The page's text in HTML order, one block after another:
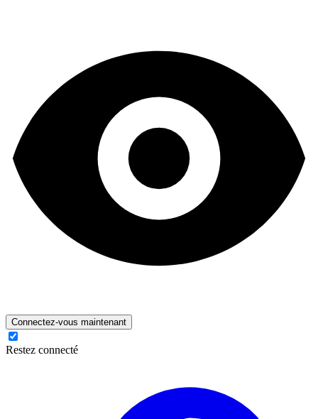
Connectez-vous maintenant
Restez connecté